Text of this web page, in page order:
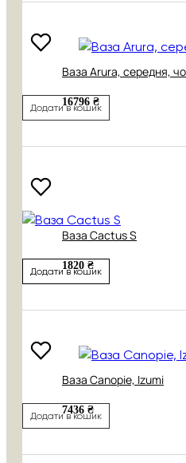
Ваза Arura, середня,
16796 ₴
Додати в кошик
Ваза Cactus S
1820 ₴
Додати в кошик
Ваза Canopie, Izumi
7436 ₴
Додати в кошик